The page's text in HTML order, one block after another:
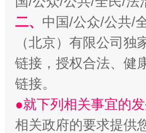
“刷贴”乱象丛生
二、 中国/公众/公共/
（北京）有限公司
链接，授权合法、健
链接。
●就下列相关事宜的
相关政府的要求提供